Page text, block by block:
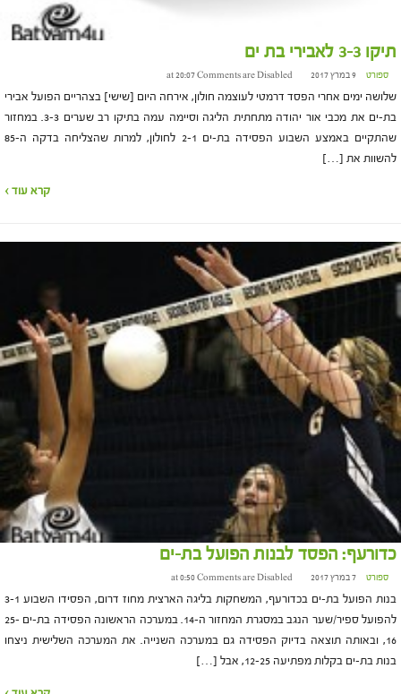
תיקו 3-3 לאבירי בת ים
ספורט 9 במרץ 2017 at 20:07 Comments are Disabled
שלושה ימים אחרי הפסד דרמטי לעוצמה חולון, אירחה היום [שישי] בצהריים הפועל אבירי
בת-ים את מכבי אור יהודה מתחתית הליגה וסיימה עמה בתיקו רב שערים 3-3. במחזור
שהתקיים באמצע השבוע הפסידה בת-ים 2-1 לחולון, למרות שהצליחה בדקה ה-85
להשוות את […]
קרא עוד ›
כדורעף: הפסד לבנות הפועל בת-ים
ספורט 7 במרץ 2017 at 0:50 Comments are Disabled
בנות הפועל בת-ים בכדורעף, המשחקות בליגה הארצית מחוז דרום, הפסידו השבוע 3-1
להפועל ספיר/שער הנגב במסגרת המחזור ה-14. במערכה הראשונה הפסידה בת-ים 25-
16, ובאותה תוצאה בדיוק הפסידה גם במערכה השנייה. את המערכה השלישית ניצחו
בנות בת-ים בקלות מפתיעה 12-25, אבל […]